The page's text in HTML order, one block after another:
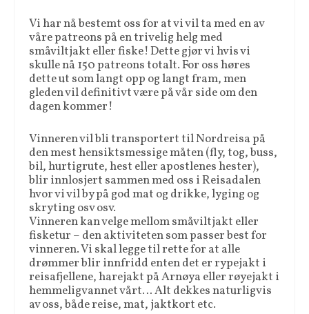
Vi har nå bestemt oss for at vi vil ta med en av
våre patreons på en trivelig helg med
småviltjakt eller fiske! Dette gjør vi hvis vi
skulle nå 150 patreons totalt. For oss høres
dette ut som langt opp og langt fram, men
gleden vil definitivt være på vår side om den
dagen kommer!
Vinneren vil bli transportert til Nordreisa på
den mest hensiktsmessige måten (fly, tog, buss,
bil, hurtigrute, hest eller apostlenes hester),
blir innlosjert sammen med oss i Reisadalen
hvor vi vil by på god mat og drikke, lyging og
skryting osv osv.
Vinneren kan velge mellom småviltjakt eller
fisketur – den aktiviteten som passer best for
vinneren. Vi skal legge til rette for at alle
drømmer blir innfridd enten det er rypejakt i
reisafjellene, harejakt på Arnøya eller røyejakt i
hemmeligvannet vårt… Alt dekkes naturligvis
av oss, både reise, mat, jaktkort etc.